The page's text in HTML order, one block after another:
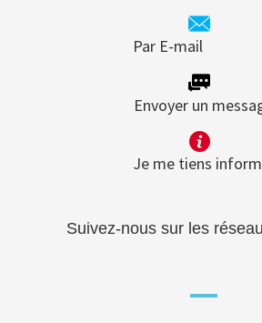
Par E-mail
Envoyer un
Je me tiens
Suivez-nous sur les